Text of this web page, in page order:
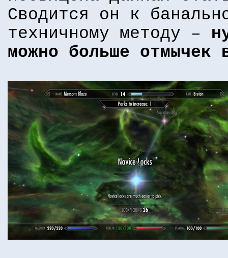
Сводится он к
техничному методу –
можно больше отмычек